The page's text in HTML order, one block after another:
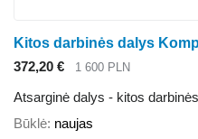
372,20 € 1 600 PLN
Atsarginė dalys - kitos
Būklė naujas